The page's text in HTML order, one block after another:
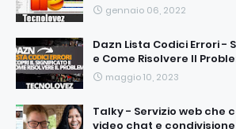
gennaio 06, 2022
Dazn Lista Codici Errori -
e Come Risolvere Il
maggio 10, 2023
Talky - Servizio web che
video chat e